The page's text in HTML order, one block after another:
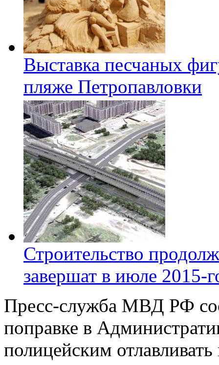
Выставка песчаных
пляже Петропавловки
Строительство
завершат в июле 2015-
Пресс-служба МВД РФ
поправке в
полицейским